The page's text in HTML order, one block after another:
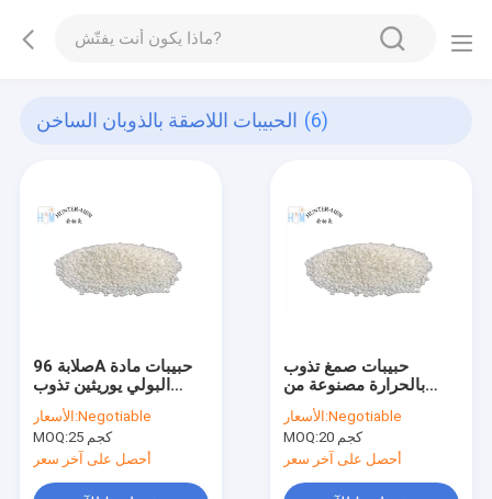
الحبيبات اللاصقة بالذوبان الساخن (6)
صلابة 96A حبيبات مادة
البولي يوريثين تذوب
الساخنة صديقة للبيئة
الأسعار:Negotiable
MOQ:
25 كجم
أحصل على آخر سعر
حبيبات صمغ تذوب
بالحرارة مصنوعة من
الأسعار:Negotiable
MOQ:
20 كجم
أحصل على آخر سعر